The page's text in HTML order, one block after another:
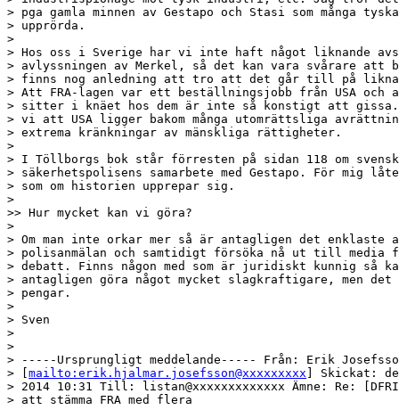
> pga gamla minnen av Gestapo och Stasi som många
> upprörda.
>
> Hos oss i Sverige har vi inte haft något liknande
> avlyssningen av Merkel, så det kan vara svårare att
> finns nog anledning att tro att det går till på
> Att FRA-lagen var ett beställningsjobb från USA och
> sitter i knäet hos dem är inte så konstigt att
> vi att USA ligger bakom många utomrättsliga
> extrema kränkningar av mänskliga rättigheter.
>
> I Töllborgs bok står förresten på sidan 118 om
> säkerhetspolisens samarbete med Gestapo. För mig
> som om historien upprepar sig.
>
>> Hur mycket kan vi göra?
>
> Om man inte orkar mer så är antagligen det enklaste
> polisanmälan och samtidigt försöka nå ut till media
> debatt. Finns någon med som är juridiskt kunnig så
> antagligen göra något mycket slagkraftigare, men det
> pengar.
>
> Sven
>
>
> -----Ursprungligt meddelande----- Från: Erik
> [ mailto:erik.hjalmar.josefsson@xxxxxxxxx ] Skickat:
> 2014 10:31 Till: listan@xxxxxxxxxxxxx Ämne: Re:
> att stämma FRA med flera